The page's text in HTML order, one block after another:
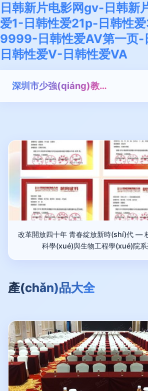
日韩新片电影网gv-日韩新
爱1-日韩性爱21p-日韩性
9999-日韩性爱AV第一页-
日韩性爱V-日韩性爱VA
深圳市少強(qiáng)教育科技有限公司
改革開放四十年 青春綻放新時(shí)代 —
科學(xué)與生物工程學(xué)院系
產(chǎn)品大全